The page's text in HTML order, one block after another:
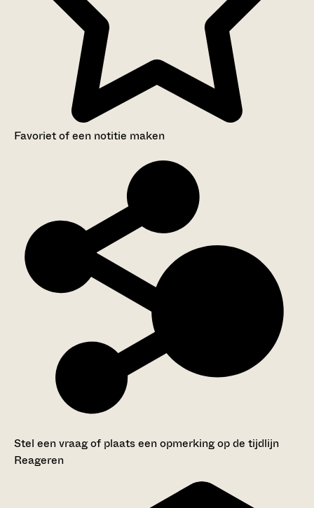
Favoriet of een notitie maken
Stel een vraag of plaats een opmerking op de tijdlijn
Reageren